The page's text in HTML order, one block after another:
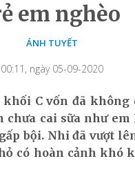
em nghèo
ÁNH TUYẾT
00:11, ngày 05-09-2020
khối C vốn đã
chưa cai sữa như
bội. Nhi đã vượt
có hoàn cảnh khó